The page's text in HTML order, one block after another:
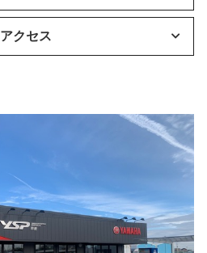
アクセス